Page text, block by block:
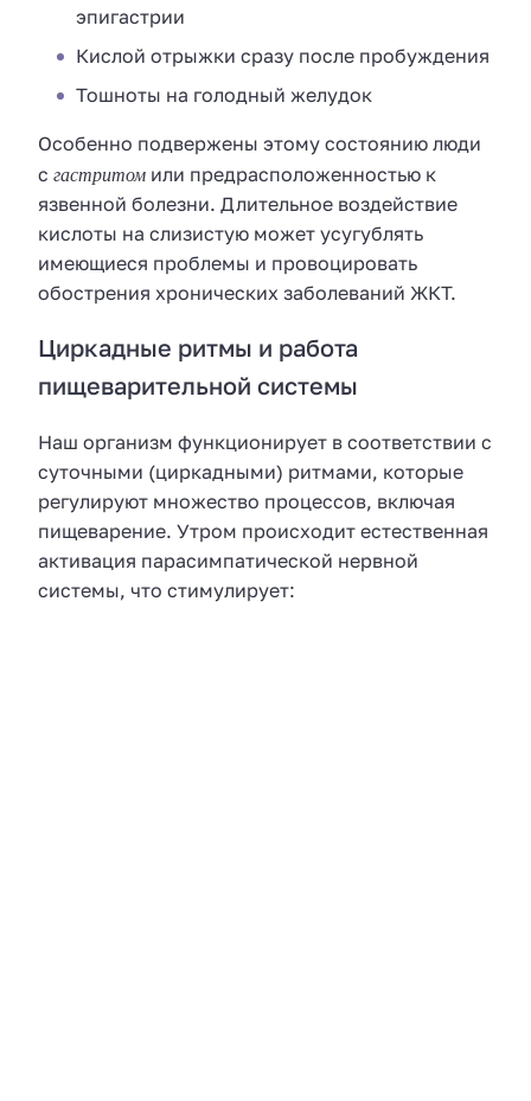
эпигастрии
Кислой отрыжки сразу после пробуждения
Тошноты на голодный желудок
Особенно подвержены этому состоянию люди
с гастритом или предрасположенностью к
язвенной болезни. Длительное воздействие
кислоты на слизистую может усугублять
имеющиеся проблемы и провоцировать
обострения хронических заболеваний ЖКТ.
Циркадные ритмы и работа
пищеварительной системы
Наш организм функционирует в соответствии с
суточными (циркадными) ритмами, которые
регулируют множество процессов, включая
пищеварение. Утром происходит естественная
активация парасимпатической нервной
системы, что стимулирует: